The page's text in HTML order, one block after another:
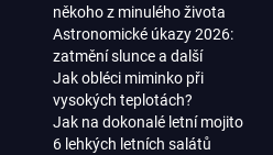
někoho z minulého života
Astronomické úkazy 2026:
zatmění slunce a další
Jak obléci miminko při
vysokých teplotách?
Jak na dokonalé letní mojito
6 lehkých letních salátů